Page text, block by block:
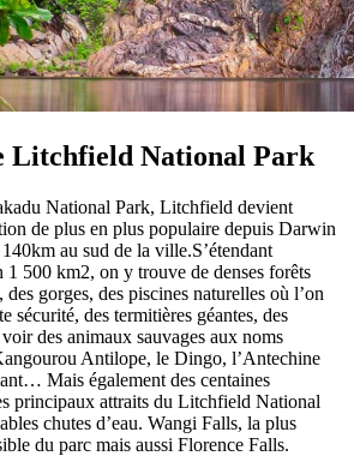
Litchfield National Park
National Park, Litchfield devient
de plus en plus populaire depuis Darwin
au sud de la ville.S’étendant
1 500 km2, on y trouve de denses forêts
des gorges, des piscines naturelles où l’on
sécurité, des termitières géantes, des
des animaux sauvages aux noms
Antilope, le Dingo, l’Antechine
Mais également des centaines
principaux attraits du Litchfield National
chutes d’eau. Wangi Falls, la plus
du parc mais aussi Florence Falls.